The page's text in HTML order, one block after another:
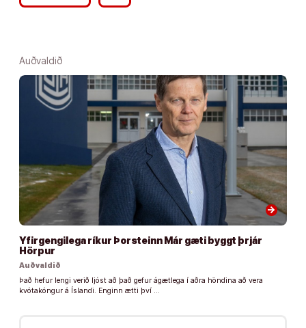
Auðvaldið
arrow_forward
Yfirgengilega ríkur Þorsteinn Már gæti byggt þrjár
Hörpur
Auðvaldið
Það hefur lengi verið ljóst að það gefur ágætlega í aðra höndina að vera
kvótakóngur á Íslandi. Enginn ætti því …